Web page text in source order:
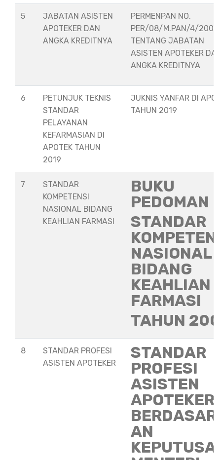
5
JABATAN ASISTEN
APOTEKER DAN
ANGKA KREDITNYA
PERMENPAN NO.
PER/08/M.PAN/4/2008
TENTANG JABATAN
ASISTEN APOTEKER
ANGKA KREDITNYA
6
PETUNJUK TEKNIS
STANDAR
PELAYANAN
KEFARMASIAN DI
APOTEK TAHUN
2019
JUKNIS YANFAR DI
TAHUN 2019
7
STANDAR
KOMPETENSI
NASIONAL BIDANG
KEAHLIAN FARMASI
BUKU
PEDOMAN
STANDAR
NASIONAL
BIDANG
KEAHLIAN
FARMASI
TAHUN
8
STANDAR PROFESI
ASISTEN APOTEKER
STANDAR
PROFESI
ASISTEN
APOTEKER
AN